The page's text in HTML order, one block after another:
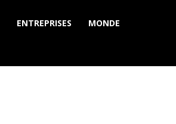
ENTREPRISES MONDE